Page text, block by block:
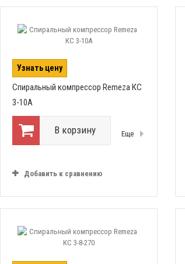
Узнать цену
Спиральный компрессор Remeza КС
3-10А
В корзину Еще
Добавить к сравнению